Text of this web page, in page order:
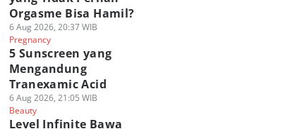
Orgasme Bisa Hamil?
6 Aug 2026, 20:37 WIB
Pregnancy
5 Sunscreen yang
Mengandung
Tranexamic Acid
6 Aug 2026, 21:05 WIB
Beauty
Level Infinite Bawa